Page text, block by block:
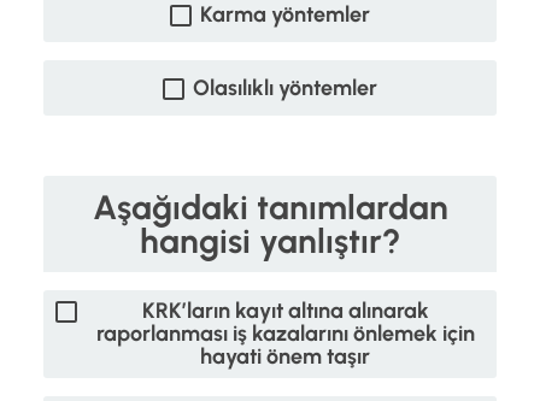
Karma yöntemler
Olasılıklı yöntemler
Aşağıdaki tanımlardan
hangisi yanlıştır?
KRK’ların kayıt altına alınarak
raporlanması iş kazalarını önlemek için
hayati önem taşır